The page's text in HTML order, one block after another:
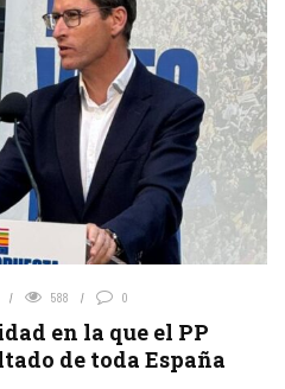
588 0
en la que el PP
de toda España